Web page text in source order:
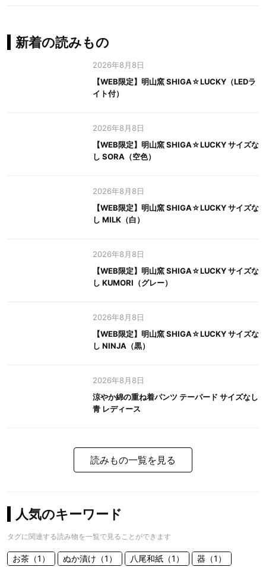
新着の読みもの
2026年8月8日
【WEB限定】明山窯 SHIGA☆LUCKY（LEDラ
イト付）
2026年8月8日
【WEB限定】明山窯 SHIGA☆LUCKY サイズな
し SORA（空色）
2026年8月8日
【WEB限定】明山窯 SHIGA☆LUCKY サイズな
し MILK（白）
2026年8月8日
【WEB限定】明山窯 SHIGA☆LUCKY サイズな
し KUMORI（グレー）
2026年8月8日
【WEB限定】明山窯 SHIGA☆LUCKY サイズな
し NINJA（黒）
2026年8月8日
涼やか綿の重ね着パンツ テーパード サイズなし
青 レディース
読みもの一覧を見る
人気のキーワード
タグに関連する読み物を一覧で見ることができます
お茶（1） ぬか漬け（1） 八尾和紙（1）
器（1）